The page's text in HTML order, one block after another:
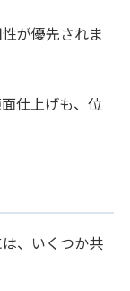
が優先されま
仕上げも、位
、いくつか共